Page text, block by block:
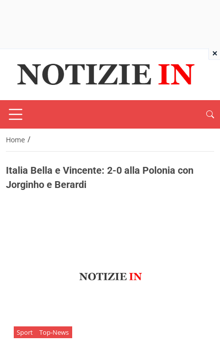
Home /
Italia Bella e Vincente: 2-0 alla Polonia con
Jorginho e Berardi
Sport Top-News
×